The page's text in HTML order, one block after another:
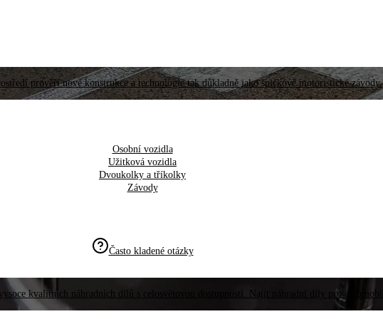
prověří nové konstrukce a technologie tak důkladně jako špičkové motoristické závody.
Osobní vozidla
Užitková vozidla
Dvoukolky a tříkolky
Závody
Často kladené otázky
kvalitních náhradních dílů s celosvětovou dostupností. Najít náhradní díly pro automobil